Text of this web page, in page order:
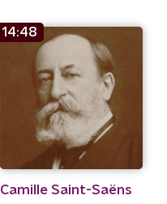
14:48
Camille Saint-Saëns